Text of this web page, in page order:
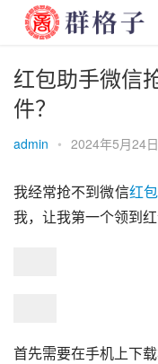
红包助手微信
件？
admin • 2024年5月24
我经常抢不到微信红包
我，让我第一个领到红
首先需要在手机上下